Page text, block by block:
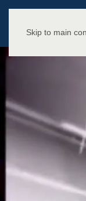
Skip to main